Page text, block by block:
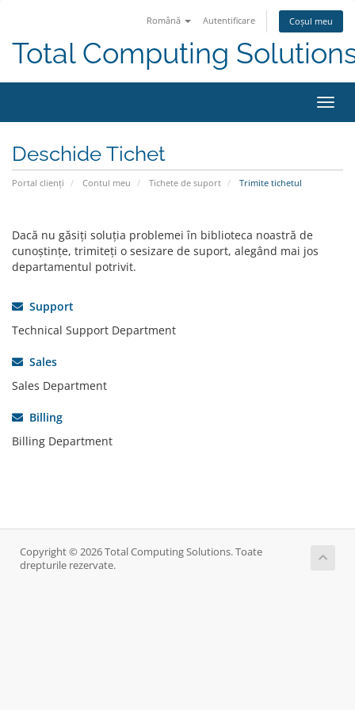
Română Autentificare Coșul meu
Total Computing
Deschide Tichet
Portal clienți Contul meu Tichete de suport Trimite tichetul
Dacă nu găsiți soluția problemei în biblioteca noastră de
cunoștințe, trimiteți o sesizare de suport, alegând mai jos
departamentul potrivit.
Support
Technical Support Department
Sales
Sales Department
Billing
Billing Department
Copyright © 2026 Total Computing Solutions. Toate
drepturile rezervate.